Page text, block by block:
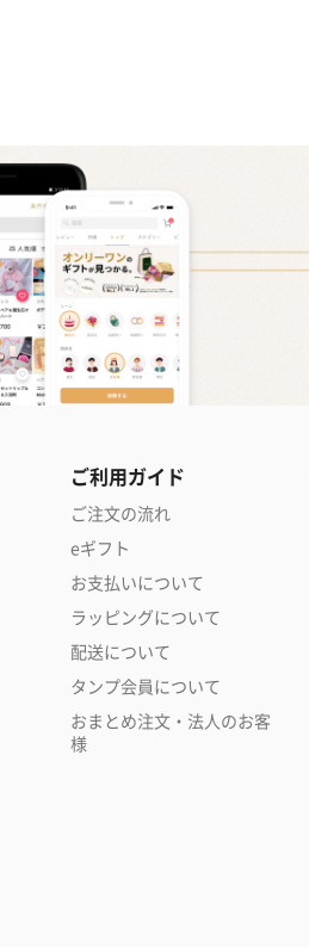
ご利用ガイド
ご注文の流れ
eギフト
お支払いについて
ラッピングについて
配送について
タンプ会員について
おまとめ注文・法人のお客
様